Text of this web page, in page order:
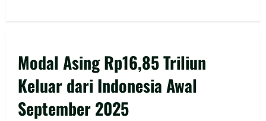
Modal Asing Rp16,85 Triliun
Keluar dari Indonesia Awal
September 2025